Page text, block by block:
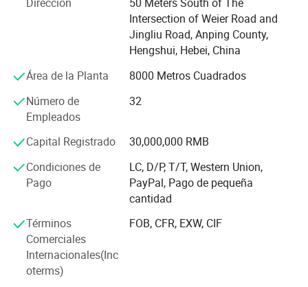
conveniente acceso. Los productos Xingbei son
ampliamente utilizados en diversos lugares, puede
satisfacer mejor las necesidades de clientes en términos
de calidad, seguridad, la belleza y conveniente la
instalación.
Xingbei abriga la esperanza de establecer a largo plazo
buenas relaciones comerciales con clientes de todo el
complace colaborar con ustedes y por último le traen los
satisfechos de los productos. Esperamos su consulta de
todo el mundo.
Dirección
50 Meters South of The
Intersection of Weier Road and
Jingliu Road, Anping County,
Hengshui, Hebei, China
Área de la Planta
8000 Metros Cuadrados
Número de
Empleados
32
Capital Registrado
30,000,000 RMB
Condiciones de
Pago
LC, D/P, T/T, Western Union,
PayPal, Pago de pequeña
cantidad
Términos
Comerciales
Internacionales(Inc
oterms)
FOB, CFR, EXW, CIF